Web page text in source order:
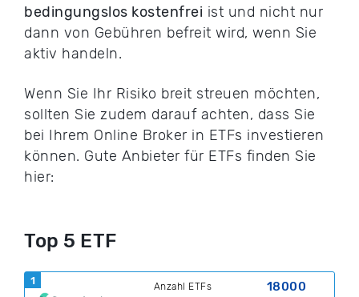
bedingungslos kostenfrei ist und nicht nur
dann von Gebühren befreit wird, wenn Sie
aktiv handeln.
Wenn Sie Ihr Risiko breit streuen möchten,
sollten Sie zudem darauf achten, dass Sie
bei Ihrem Online Broker in ETFs investieren
können. Gute Anbieter für ETFs finden Sie
hier:
Top 5 ETF
1 Anzahl ETFs 18000